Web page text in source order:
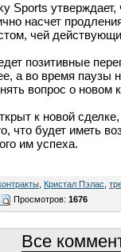
Sports
насчет
чей
позитивные
а во время паузы
вопрос о новом
к новой
что будет иметь
им успеха.
Кристал Пэлас
Просмотров: 1676
Все